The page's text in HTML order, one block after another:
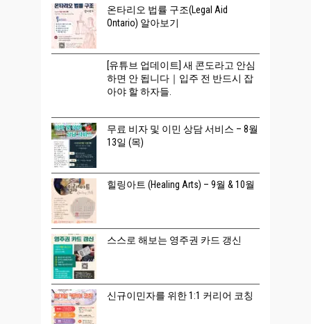
온타리오 법률 구조(Legal Aid
Ontario) 알아보기
[유튜브 업데이트] 새 콘도라고 안심
하면 안 됩니다｜입주 전 반드시 잡
아야 할 하자들.
무료 비자 및 이민 상담 서비스 – 8월
13일 (목)
힐링아트 (Healing Arts) – 9월 & 10월
스스로 해보는 영주권 카드 갱신
신규이민자를 위한 1:1 커리어 코칭